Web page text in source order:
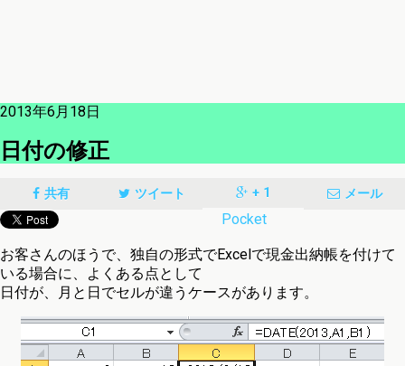
2013年6月18日
日付の修正
共有 ツイート + 1 メール
Pocket
お客さんのほうで、独自の形式でExcelで現金出納帳を付けて
いる場合に、よくある点として
日付が、月と日でセルが違うケースがあります。